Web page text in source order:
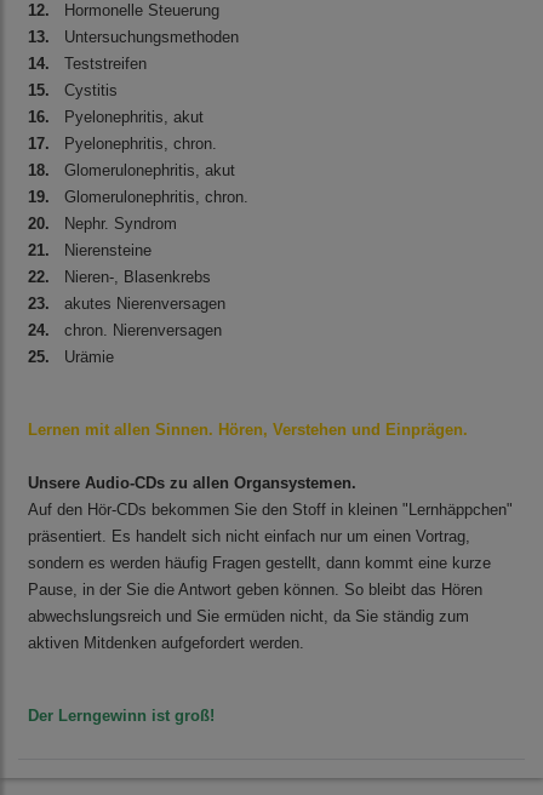
12. Hormonelle Steuerung
13. Untersuchungsmethoden
14. Teststreifen
15. Cystitis
16. Pyelonephritis, akut
17. Pyelonephritis, chron.
18. Glomerulonephritis, akut
19. Glomerulonephritis, chron.
20. Nephr. Syndrom
21. Nierensteine
22. Nieren-, Blasenkrebs
23. akutes Nierenversagen
24. chron. Nierenversagen
25. Urämie
Lernen mit allen Sinnen. Hören, Verstehen und Einprägen.
Unsere Audio-CDs zu allen Organsystemen.
Auf den Hör-CDs bekommen Sie den Stoff in kleinen "Lernhäppchen"
präsentiert. Es handelt sich nicht einfach nur um einen Vortrag,
sondern es werden häufig Fragen gestellt, dann kommt eine kurze
Pause, in der Sie die Antwort geben können. So bleibt das Hören
abwechslungsreich und Sie ermüden nicht, da Sie ständig zum
aktiven Mitdenken aufgefordert werden.
Der Lerngewinn ist groß!